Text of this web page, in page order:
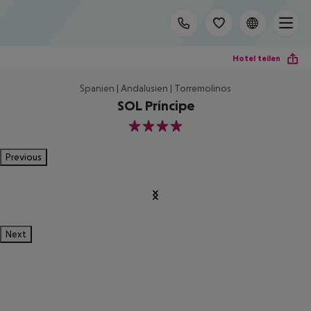
Hotel teilen
Spanien | Andalusien | Torremolinos
SOL Príncipe
4
Previous
Next